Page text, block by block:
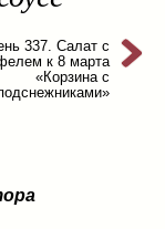
337. Салат с
к 8 марта
«Корзина с